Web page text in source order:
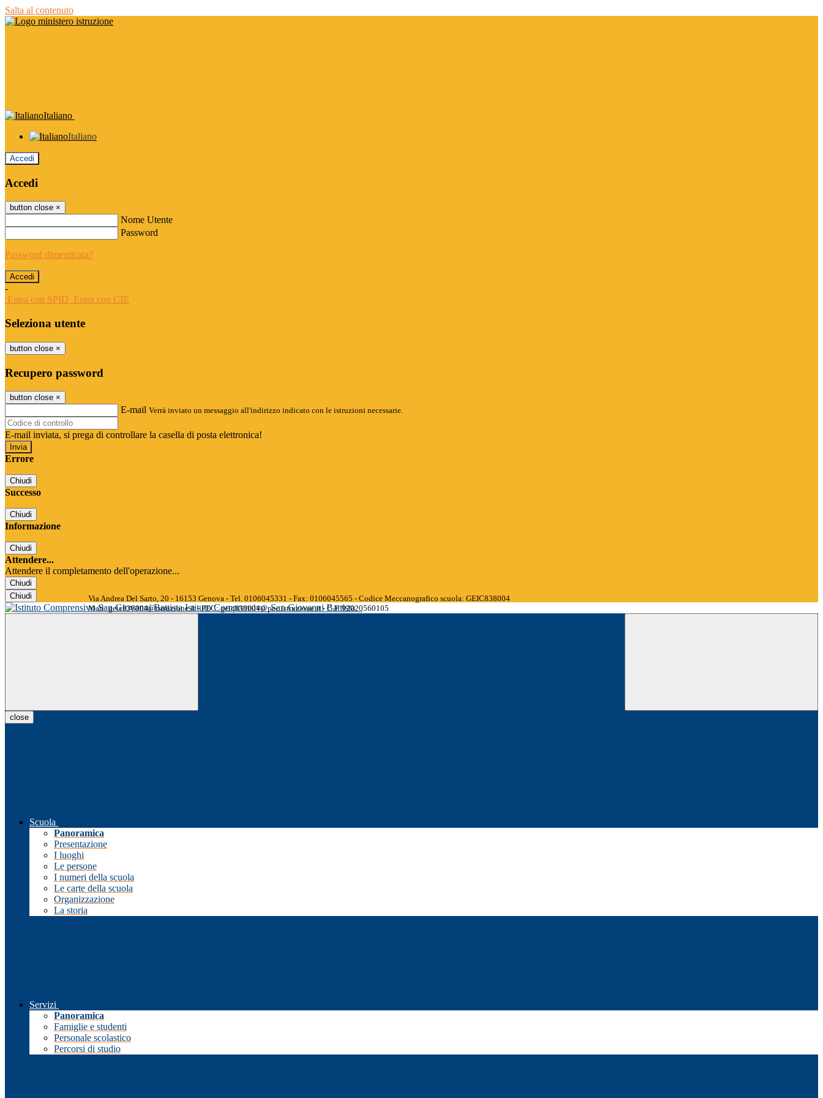
Salta al contenuto
Italiano
Italiano
Accedi
Accedi
button close ×
Nome Utente
Password
Password dimenticata?
-
Entra con SPID Entra con CIE
Seleziona utente
button close ×
Recupero password
button close ×
E-mail Verrà inviato un messaggio all'indirizzo indicato con le istruzioni necessarie.
E-mail inviata, si prega di controllare la casella di posta elettronica!
Errore
Chiudi
Successo
Chiudi
Informazione
Chiudi
Attendere...
Attendere il completamento dell'operazione...
Chiudi
Chiudi
Istituto Comprensivo San Giovanni Battista
Via Andrea Del Sarto, 20 - 16153 Genova - Tel. 0106045331 - Fax: 0106045565 - Codice Meccanografico scuola: GEIC838004
Mail: geic838004@istruzione.it - PEC: geic838004@pec.istruzione.it - C.F. 92020560105
close
Scuola
Panoramica
Presentazione
I luoghi
Le persone
I numeri della scuola
Le carte della scuola
Organizzazione
La storia
Servizi
Panoramica
Famiglie e studenti
Personale scolastico
Percorsi di studio